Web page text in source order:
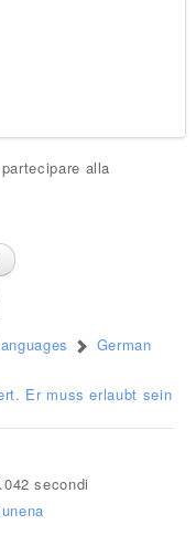
alla
German
Er muss erlaubt sein
secondi